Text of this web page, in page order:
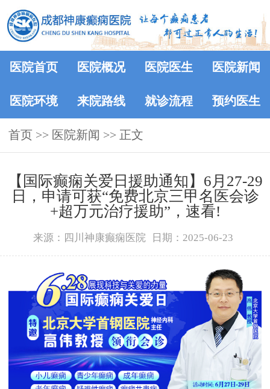
医院首页 医院概况 医院医生 医院新闻
医院环境 来院路线 就诊流程 预约医生
首页 >> 医院新闻 >> 正文
【国际癫痫关爱日援助通知】6月27-29
日，申请可获“免费北京三甲名医会诊
+超万元治疗援助”，速看!
来源：四川神康癫痫医院 日期：2025-06-23